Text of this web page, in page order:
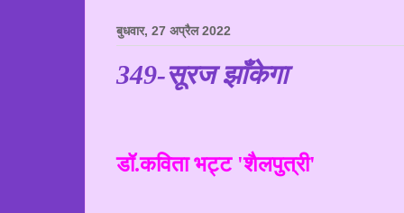
बुधवार, 27 अप्रैल 2022
349-सूरज झाँकेगा
डॉ.कविता भट्ट 'शैलपुत्री'